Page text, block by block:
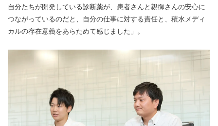
自分たちが開発している診断薬が、患者さんと親御さんの安心に
つながっているのだと、自分の仕事に対する責任と、積水メディ
カルの存在意義をあらためて感じました」。